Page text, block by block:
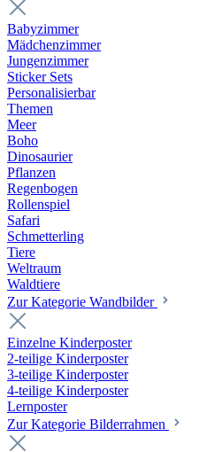
Babyzimmer
Mädchenzimmer
Jungenzimmer
Sticker Sets
Personalisierbar
Themen
Meer
Boho
Dinosaurier
Pflanzen
Regenbogen
Rollenspiel
Safari
Schmetterling
Tiere
Weltraum
Waldtiere
Zur Kategorie Wandbilder
Einzelne Kinderposter
2-teilige Kinderposter
3-teilige Kinderposter
4-teilige Kinderposter
Lernposter
Zur Kategorie Bilderrahmen